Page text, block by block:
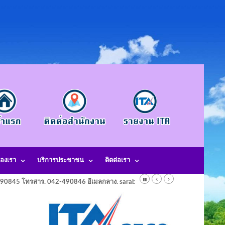
งเรา บริการประชาชน ติดต่อเรา
โทรสาร. 042-490846 อีเมลกลาง. saraban@laotangkham.go.th